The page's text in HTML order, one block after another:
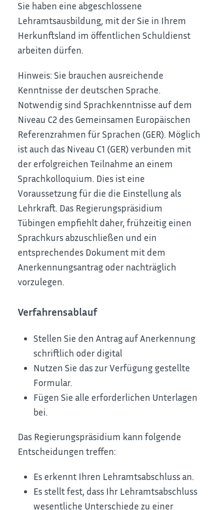
Sie haben eine abgeschlossene
Lehramtsausbildung, mit der Sie in Ihrem
Herkunftsland im öffentlichen Schuldienst
arbeiten dürfen.
Hinweis: Sie brauchen ausreichende
Kenntnisse der deutschen Sprache.
Notwendig sind Sprachkenntnisse auf dem
Niveau C2 des Gemeinsamen Europäischen
Referenzrahmen für Sprachen (GER). Möglich
ist auch das Niveau C1 (GER) verbunden mit
der erfolgreichen Teilnahme an einem
Sprachkolloquium. Dies ist eine
Voraussetzung für die die Einstellung als
Lehrkraft. Das Regierungspräsidium
Tübingen empfiehlt daher, frühzeitig einen
Sprachkurs abzuschließen und ein
entsprechendes Dokument mit dem
Anerkennungsantrag oder nachträglich
vorzulegen.
Verfahrensablauf
Stellen Sie den Antrag auf Anerkennung
schriftlich oder digital
Nutzen Sie das zur Verfügung gestellte
Formular.
Fügen Sie alle erforderlichen Unterlagen
bei.
Das Regierungspräsidium kann folgende
Entscheidungen treffen:
Es erkennt Ihren Lehramtsabschluss an.
Es stellt fest, dass Ihr Lehramtsabschluss
wesentliche Unterschiede zu einer